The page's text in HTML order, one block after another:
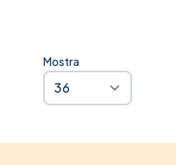
Mostra